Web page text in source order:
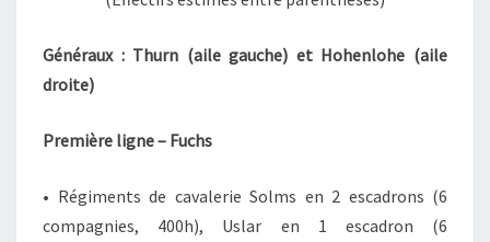
Généraux : Thurn (aile gauche) et Hohenlohe (aile
droite)
Première ligne – Fuchs
• Régiments de cavalerie Solms en 2 escadrons (6
compagnies, 400h), Uslar en 1 escadron (6